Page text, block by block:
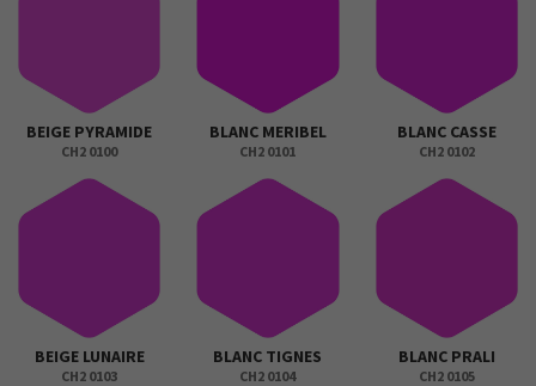
BEIGE PYRAMIDE
CH2 0100
BLANC MERIBEL
CH2 0101
BLANC CASSE
CH2 0102
BEIGE LUNAIRE
CH2 0103
BLANC TIGNES
CH2 0104
BLANC PRALI
CH2 0105